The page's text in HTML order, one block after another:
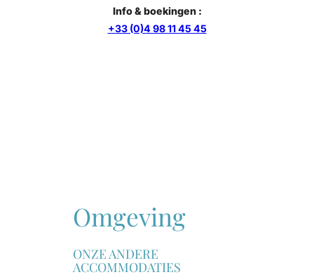
Info & boekingen :
+33 (0)4 98 11 45 45
Omgeving
ONZE ANDERE
ACCOMMODATIES